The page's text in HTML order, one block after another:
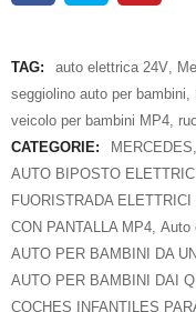
TAG: auto elettrica 24V
seggiolino auto per bambini
veicolo per bambini MP4
CATEGORIE:
MERCEDES
AUTO BIPOSTO
FUORISTRADA ELETTRICI
CON PANTALLA MP4 Auto
AUTO PER BAMBINI DA
AUTO PER BAMBINI DAI
COCHES INFANTILES